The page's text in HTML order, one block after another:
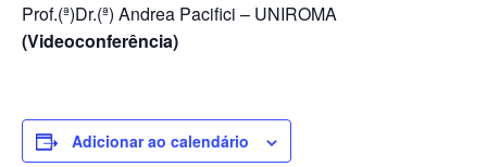
Prof.(ª)Dr.(ª) Andrea Pacifici – UNIROMA
(Videoconferência)
Adicionar ao calendário